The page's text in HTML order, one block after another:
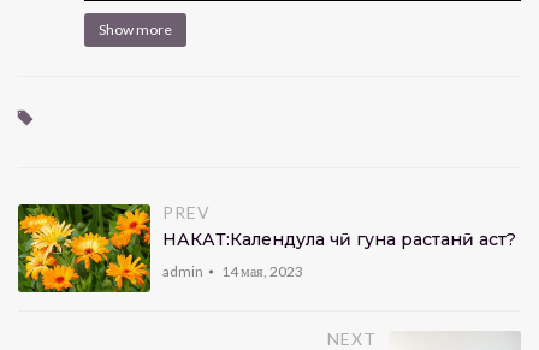
Show more
PREV
НАКҲАТ:Календула чӣ гуна растанӣ аст?
admin 14 мая, 2023
NEXT